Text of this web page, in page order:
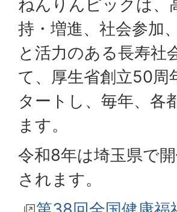
ねんりんピックは、
持・増進、社会参加
と活力のある長寿社
て、厚生省創立50
タートし、毎年、各
ます。
令和8年は埼玉県で
されます。